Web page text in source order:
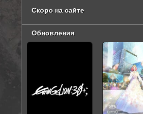
Скоро на сайте
Обновления